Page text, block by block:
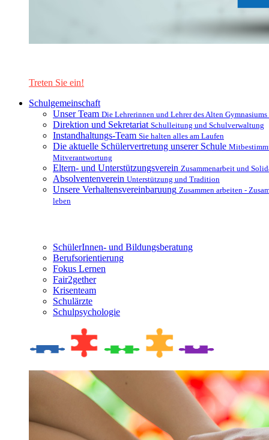
Treten Sie ein!
Schulgemeinschaft
Unser Team Die Lehrerinnen und Lehrer des Alten
Direktion und Sekretariat Schulleitung und Schulverwaltung
Instandhaltungs-Team Sie halten alles am Laufen
Die aktuelle Schülervertretung unserer Schule
Mitverantwortung
Eltern- und Unterstützungsverein Zusammenarbeit und
Absolventenverein Unterstützung und Tradition
Unsere Verhaltensvereinbaruung Zusammen arbeiten -
leben
SchülerInnen- und Bildungsberatung
Berufsorientierung
Fokus Lernen
Fair2gether
Krisenteam
Schulärzte
Schulpsychologie